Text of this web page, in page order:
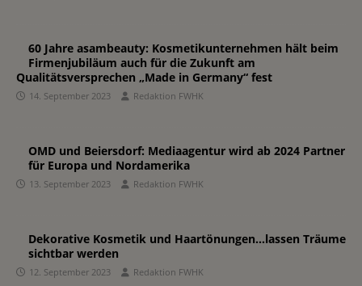
60 Jahre asambeauty: Kosmetikunternehmen hält beim
Firmenjubiläum auch für die Zukunft am
Qualitätsversprechen „Made in Germany“ fest
14. September 2023 Redaktion FWHK
OMD und Beiersdorf: Mediaagentur wird ab 2024 Partner
für Europa und Nordamerika
13. September 2023 Redaktion FWHK
Dekorative Kosmetik und Haartönungen…lassen Träume
sichtbar werden
12. September 2023 Redaktion FWHK